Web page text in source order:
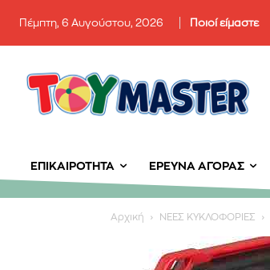
Πέμπτη, 6 Αυγούστου, 2026 Ποιοί είμαστε
ΕΠΙΚΑΙΡΌΤΗΤΑ ΈΡΕΥΝΑ ΑΓΟΡΆΣ
Αρχική ΝΕΕΣ ΚΥΚΛΟΦΟΡΙΕΣ